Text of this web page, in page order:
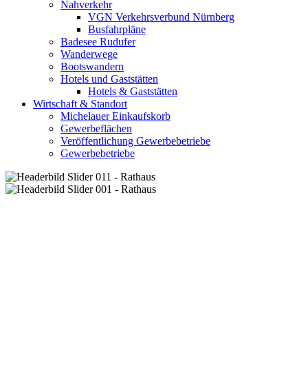
Nahverkehr
VGN Verkehrsverbund Nürnberg
Busfahrpläne
Badesee Rudufer
Wanderwege
Bootswandern
Hotels und Gaststätten
Hotels & Gaststätten
Wirtschaft & Standort
Michelauer Einkaufskorb
Gewerbeflächen
Veröffentlichung Gewerbebetriebe
Gewerbebetriebe